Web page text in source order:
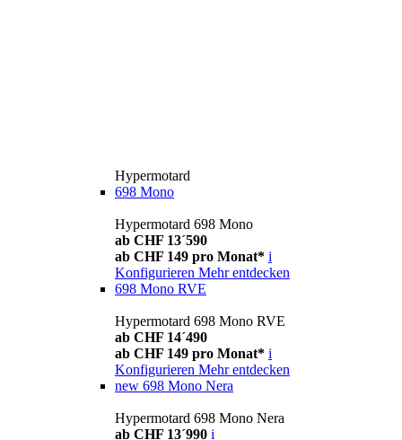
Hypermotard
698 Mono
Hypermotard 698 Mono
ab CHF 13´590
ab CHF 149 pro Monat* i
Konfigurieren Mehr entdecken
698 Mono RVE
Hypermotard 698 Mono RVE
ab CHF 14´490
ab CHF 149 pro Monat* i
Konfigurieren Mehr entdecken
new 698 Mono Nera
Hypermotard 698 Mono Nera
ab CHF 13´990 i